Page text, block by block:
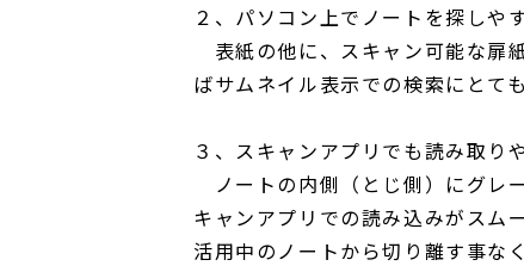
２、パソコン上でノートを探しや
表紙の他に、スキャン可能な扉
ばサムネイル表示での検索にとても
３、スキャンアプリでも読み取り
ノートの内側（とじ側）にグレ
キャンアプリでの読み込みがスム
活用中のノートから切り離す事な